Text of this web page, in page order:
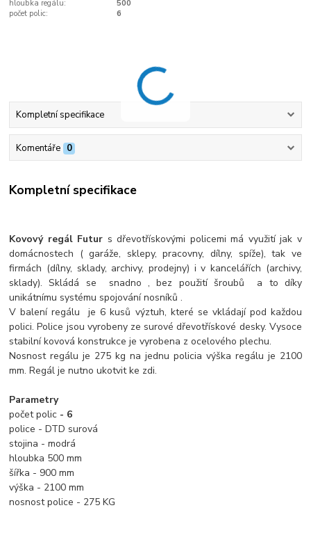
hloubka regálu:
500
počet polic:
6
Kompletní specifikace
Komentáře 0
Kompletní specifikace
Kovový regál Futur s dřevotřískovými policemi má využití jak v
domácnostech ( garáže, sklepy, pracovny, dílny, spíže), tak ve
firmách (dílny, sklady, archivy, prodejny) i v kancelářích (archivy,
sklady). Skládá se snadno , bez použití šroubů a to díky
unikátnímu systému spojování nosníků .
V balení regálu je 6 kusů výztuh, které se vkládají pod každou
polici. Police jsou vyrobeny ze surové dřevotřískové desky. Vysoce
stabilní kovová konstrukce je vyrobena z ocelového plechu.
Nosnost regálu je 275 kg na jednu policia výška regálu je 2100
mm. Regál je nutno ukotvit ke zdi.
Parametry
počet polic - 6
police - DTD surová
stojina - modrá
hloubka 500 mm
šířka - 900 mm
výška - 2100 mm
nosnost police - 275 KG